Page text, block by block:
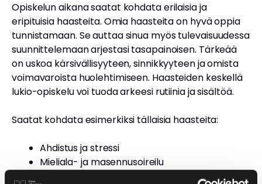
Opiskelun aikana saatat kohdata erilaisia ja
eripituisia haasteita. Omia haasteita on hyvä oppia
tunnistamaan. Se auttaa sinua myös tulevaisuudessa
suunnittelemaan arjestasi tasapainoisen. Tärkeää
on uskoa kärsivällisyyteen, sinnikkyyteen ja omista
voimavaroista huolehtimiseen. Haasteiden keskellä
lukio-opiskelu voi tuoda arkeesi rutiinia ja sisältöä.
Saatat kohdata esimerkiksi tällaisia haasteita:
Ahdistus ja stressi
Mieliala- ja masennusoireilu
Ajanhallinnan haasteet, aloittamisen vaikeus